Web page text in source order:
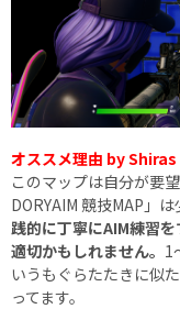
オススメ理由 by Shiras
このマップは自分が要
DORYAIM 競技MAP」
践的に丁寧にAIM練習
適切かもしれません。 1
いうもぐらたたきに似
ってます。